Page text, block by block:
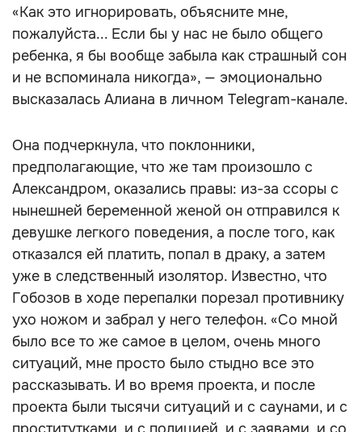
«Как это игнорировать, объясните мне,
пожалуйста... Если бы у нас не было общего
ребенка, я бы вообще забыла как страшный сон
и не вспоминала никогда», — эмоционально
высказалась Алиана в личном Telegram-канале.
Она подчеркнула, что поклонники,
предполагающие, что же там произошло с
Александром, оказались правы: из-за ссоры с
нынешней беременной женой он отправился к
девушке легкого поведения, а после того, как
отказался ей платить, попал в драку, а затем
уже в следственный изолятор. Известно, что
Гобозов в ходе перепалки порезал противнику
ухо ножом и забрал у него телефон. «Со мной
было все то же самое в целом, очень много
ситуаций, мне просто было стыдно все это
рассказывать. И во время проекта, и после
проекта были тысячи ситуаций и с саунами, и с